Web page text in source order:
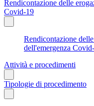
Rendicontazione delle
Covid-19
Rendicontazione
dell'emergenza
Attività e procedimenti
Tipologie di procedimento